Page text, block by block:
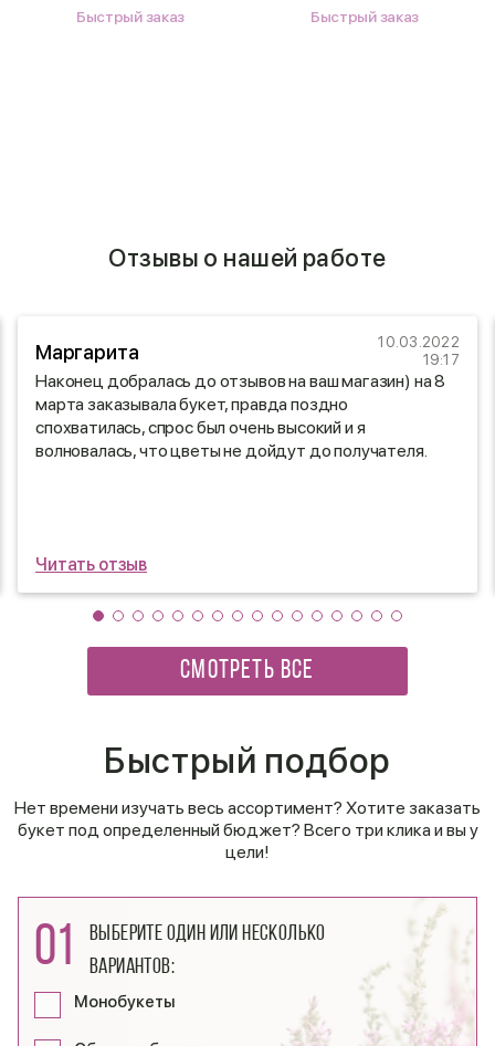
Быстрый заказ Быстрый заказ
Отзывы о нашей работе
Маргарита
10.03.2022
19:17
Наконец добралась до отзывов на ваш магазин) на 8
марта заказывала букет, правда поздно
спохватилась, спрос был очень высокий и я
волновалась, что цветы не дойдут до получателя.
Сестра цветы получила и была очень счастлива
такому сюрпризу)
Читать отзыв
СМОТРЕТЬ ВСЕ
Быстрый подбор
Нет времени изучать весь ассортимент? Хотите заказать
букет под определенный бюджет? Всего три клика и вы у
цели!
01
Выберите один или несколько
вариантов:
Монобукеты